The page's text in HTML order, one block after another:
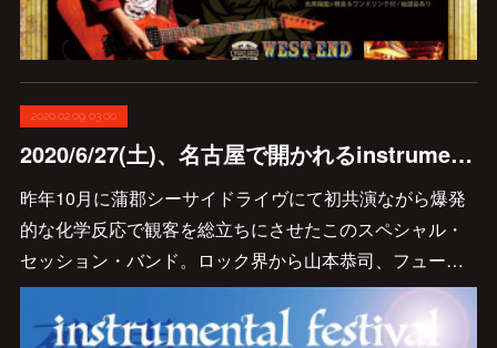
2020.02.09 03:00
2020/6/27(土)、名古屋で開かれるinstrumental festival in nagoya Vol.3(飛躍)来年に延期となりました。
昨年10月に蒲郡シーサイドライヴにて初共演ながら爆発
的な化学反応で観客を総立ちにさせたこのスペシャル・
セッション・バンド。ロック界から山本恭司、フュー…